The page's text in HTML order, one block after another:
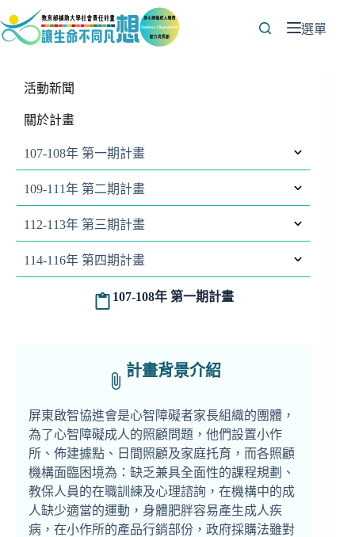
至
選單
活動新聞
關於計畫
107-108年 第一期計畫
109-111年 第二期計畫
112-113年 第三期計畫
114-116年 第四期計畫
107-108年 第一期計畫
計畫背景介紹
屏東啟智協進會是心智障礙者家長組織的團體，
為了心智障礙成人的照顧問題，他們設置小作
所、佈建據點、日間照顧及家庭托育，而各照顧
機構面臨困境為：缺乏兼具全面性的課程規劃、
教保人員的在職訓練及心理諮詢，在機構中的成
人缺少適當的運動，身體肥胖容易產生成人疾
病，在小作所的產品行銷部份，政府採購法雖對